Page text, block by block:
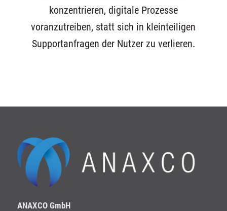
konzentrieren, digitale Prozesse
voranzutreiben, statt sich in kleinteiligen
Supportanfragen der Nutzer zu verlieren.
ANAXCO GmbH